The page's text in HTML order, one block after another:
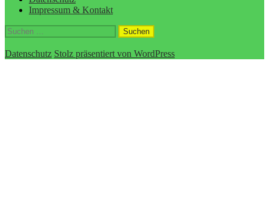
Impressum & Kontakt
Suchen
nach:
Datenschutz Stolz präsentiert von WordPress